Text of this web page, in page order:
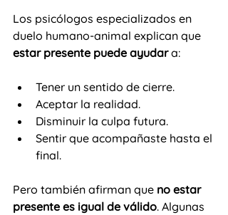
Los psicólogos especializados en
duelo humano-animal explican que
estar presente puede ayudar a:
Tener un sentido de cierre.
Aceptar la realidad.
Disminuir la culpa futura.
Sentir que acompañaste hasta el
final.
Pero también afirman que no estar
presente es igual de válido. Algunas